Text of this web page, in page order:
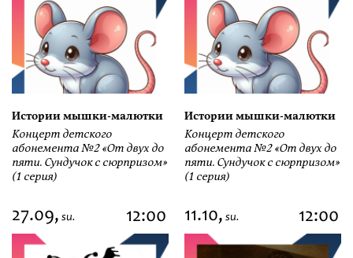
Истории мышки-малютки
Концерт детского
абонемента №2 «От двух до
пяти. Сундучок с сюрпризом»
(1 серия)
Истории мышки-малютки
Концерт детского
абонемента №2 «От двух до
пяти. Сундучок с сюрпризом»
(1 серия)
27.09, su. 12:00 11.10, su. 12:00